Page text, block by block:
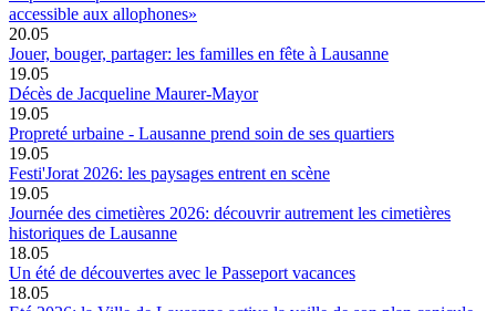
accessible aux allophones»
20.05
Jouer, bouger, partager: les familles en fête à Lausanne
19.05
Décès de Jacqueline Maurer-Mayor
19.05
Propreté urbaine - Lausanne prend soin de ses quartiers
19.05
Festi'Jorat 2026: les paysages entrent en scène
19.05
Journée des cimetières 2026: découvrir autrement les cimetières
historiques de Lausanne
18.05
Un été de découvertes avec le Passeport vacances
18.05